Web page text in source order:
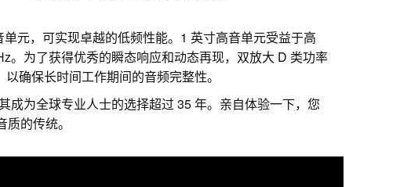
元，可实现卓越的低频性能。1 英寸高音单元受益于高
。为了获得优秀的瞬态响应和动态再现，双放大 D 类功率
确保长时间工作期间的音频完整性。
为全球专业人士的选择超过 35 年。亲自体验一下，您
的传统。